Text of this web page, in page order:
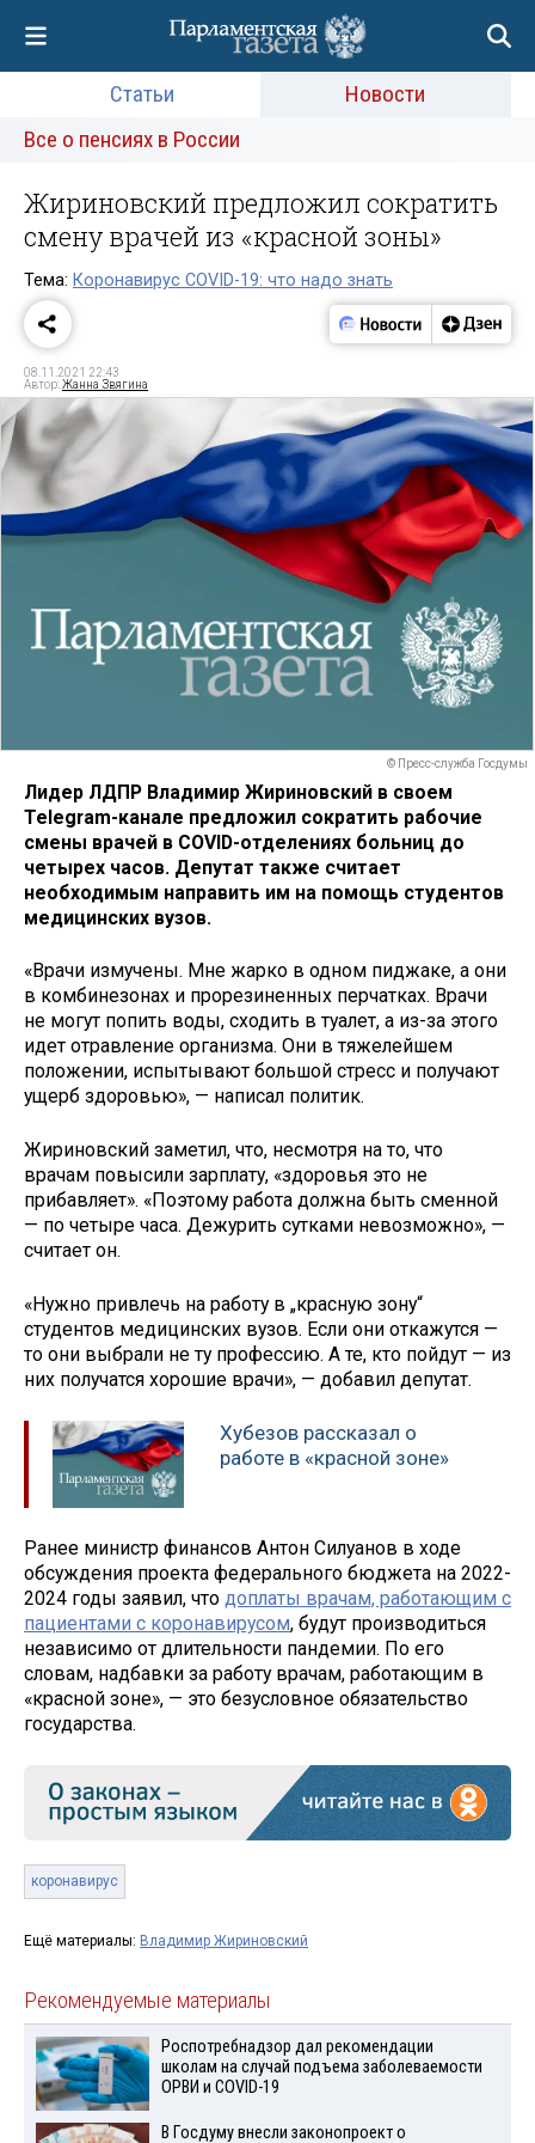
Статьи
Новости
Все о пенсиях в России
Жириновский предложил сократить
смену врачей из «красной зоны»
Тема: Коронавирус COVID-19: что надо знать
08.11.2021 22:43
Автор:Жанна Звягина
© Пресс-служба Госдумы
Лидер ЛДПР Владимир Жириновский в своем
Telegram-канале предложил сократить рабочие
смены врачей в COVID-отделениях больниц до
четырех часов. Депутат также считает
необходимым направить им на помощь студентов
медицинских вузов.
«Врачи измучены. Мне жарко в одном пиджаке, а они
в комбинезонах и прорезиненных перчатках. Врачи
не могут попить воды, сходить в туалет, а из-за этого
идет отравление организма. Они в тяжелейшем
положении, испытывают большой стресс и получают
ущерб здоровью», — написал политик.
Жириновский заметил, что, несмотря на то, что
врачам повысили зарплату, «здоровья это не
прибавляет». «Поэтому работа должна быть сменной
— по четыре часа. Дежурить сутками невозможно», —
считает он.
«Нужно привлечь на работу в „красную зону“
студентов медицинских вузов. Если они откажутся —
то они выбрали не ту профессию. А те, кто пойдут — из
них получатся хорошие врачи», — добавил депутат.
Хубезов рассказал о
работе в «красной зоне»
Ранее министр финансов Антон Силуанов в ходе
обсуждения проекта федерального бюджета на 2022-
2024 годы заявил, что доплаты врачам, работающим с
пациентами с коронавирусом, будут производиться
независимо от длительности пандемии. По его
словам, надбавки за работу врачам, работающим в
«красной зоне», — это безусловное обязательство
государства.
коронавирус
Ещё материалы: Владимир Жириновский
Рекомендуемые материалы
Роспотребнадзор дал рекомендации
школам на случай подъема заболеваемости
ОРВИ и COVID-19
В Госдуму внесли законопроект о